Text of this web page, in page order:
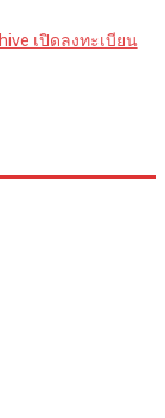
เปิดลงทะเบียน